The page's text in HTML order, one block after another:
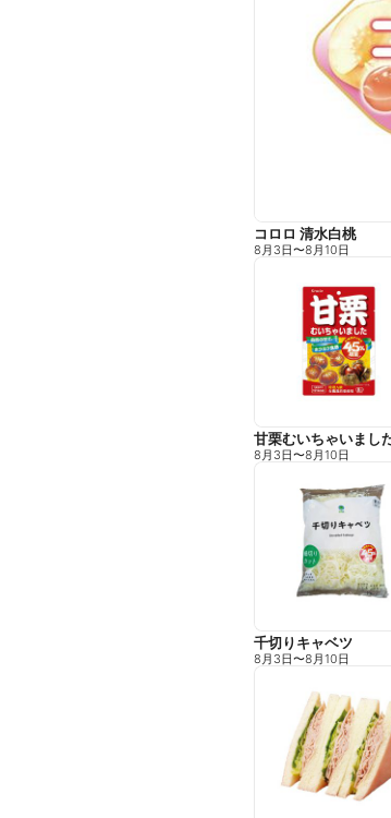
コロロ 清水白桃
8月3日〜8月10日
甘栗むいちゃいまし
8月3日〜8月10日
千切りキャベツ
8月3日〜8月10日